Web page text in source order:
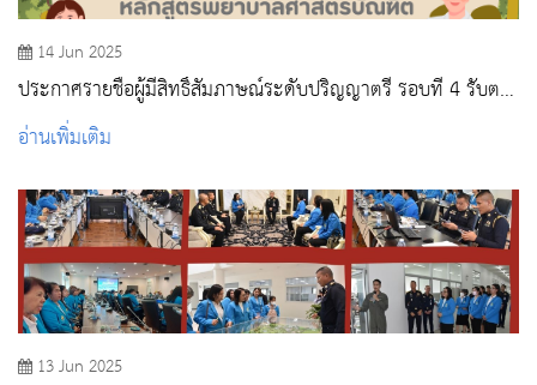
14 Jun 2025
ประกาศรายชื่อผู้มีสิทธิ์สัมภาษณ์ระดับปริญญาตรี รอบที่ 4 รับตรง
อิสระ ปีการศึกษา 2568
อ่านเพิ่มเติม
13 Jun 2025